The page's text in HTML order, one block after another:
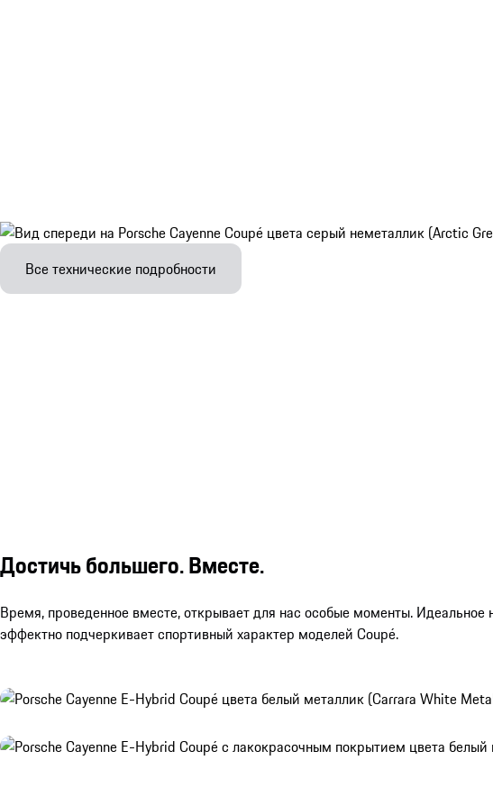
Все технические подробности
Достичь большего. Вместе.
Время, проведенное вместе, открывает для нас особые моменты. Идеальное
эффектно подчеркивает спортивный характер моделей Coupé.